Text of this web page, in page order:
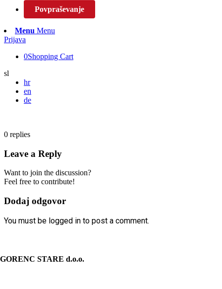
Povpraševanje
Menu Menu
Prijava
0Shopping Cart
sl
hr
en
de
0 replies
Leave a Reply
Want to join the discussion?
Feel free to contribute!
Dodaj odgovor
You must be logged in to post a comment.
GORENC STARE d.o.o.